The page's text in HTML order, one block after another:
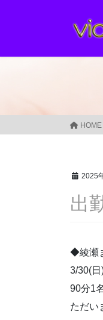
プ
動
HOME
2025
出
◆綾瀬
3/30(
90分1
ただい